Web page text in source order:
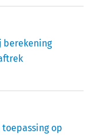
berekening
op